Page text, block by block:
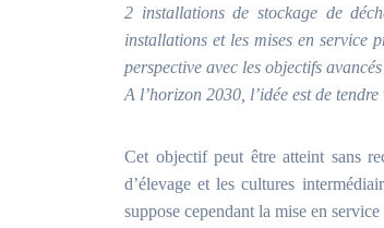
2 installations de stockage de
installations et les mises en service
perspective avec les objectifs
A l’horizon 2030, l’idée est de
Cet objectif peut être atteint sans
d’élevage et les cultures
suppose cependant la mise en